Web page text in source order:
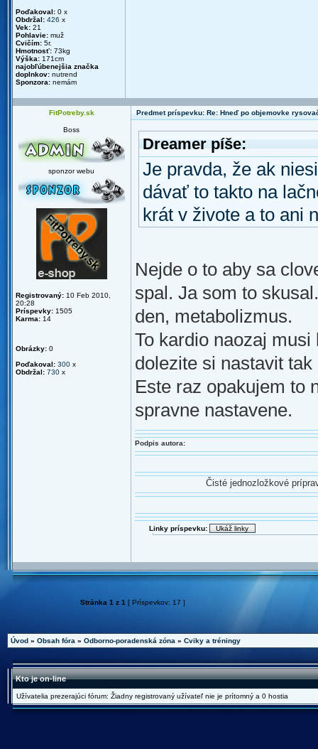
Poďakoval: 0 x
Obdržal: 426 x
Vek: 21
Pohlavie: muž
Cvičím: 5r.
Hmotnosť: 73kg
Výška: 171cm
najobľúbenejšia značka
doplnkov: nutrend
Sponzora: nemám
FitPotreby.sk Predmet príspevku: Re: Hneď po objemovke
Boss
sponzor webu
Registrovaný: 10 Feb 2010,
20:28
Príspevky: 1505
Karma: 14
Obrázky: 0
Poďakoval: 300 x
Obdržal: 730 x
Dreamer píše:
Je pravda, že ak
dávať to takto na
krát v živote a to ani
Nejde o to aby sa
spal. Ja som to
den, metabolizmus.
To kardio naozaj
dolezite si nastavit
Este raz opakujem to
spravne nastavene.
Podpis autora:
Čisté jednozložkové
Linky príspevku:
Stránka 1 z 1 [ Príspevkov: 17 ]
Úvod » Obsah fóra » Odborno-poradenská zóna » Cviky a tréningy
Kto je on-line
Užívatelia prezerajúci fórum: Žiadny registrovaný užívateľ nie je prítomný a 0 hostia